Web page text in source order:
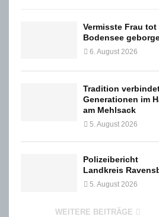
Vermisste Frau tot
Bodensee
6. August 2026
Tradition
Generationen im
am Mehlsack
5. August 2026
Polizeibericht
Landkreis
5. August 2026
WEITERE BEITRÄGE